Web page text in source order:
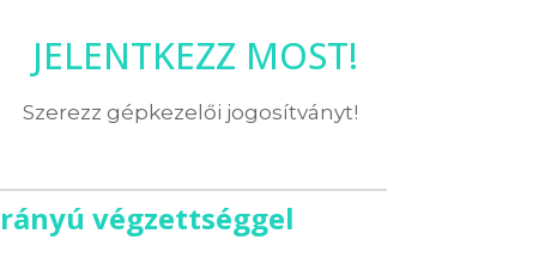
JELENTKEZZ MOST!
Szerezz gépkezelői jogosítványt!
végzettséggel